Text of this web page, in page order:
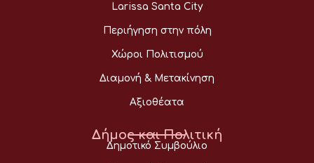
Larissa Santa City
Περιήγηση στην πόλη
Χώροι Πολιτισμού
Διαμονή & Μετακίνηση
Αξιοθέατα
Δήμος και Πολιτική
Δημοτικό Συμβούλιο